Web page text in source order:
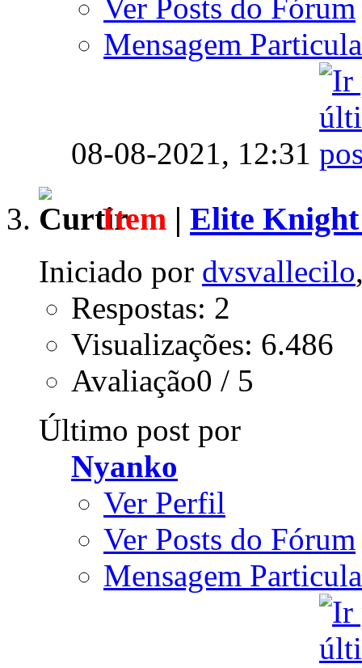
Ver Posts do Fórum
Mensagem
08-08-2021, 12:31
Item | Elite Knight
Iniciado por dvsvallecilo
Respostas: 2
Visualizações: 6.486
Avaliação0 / 5
Último post por
Nyanko
Ver Perfil
Ver Posts do Fórum
Mensagem